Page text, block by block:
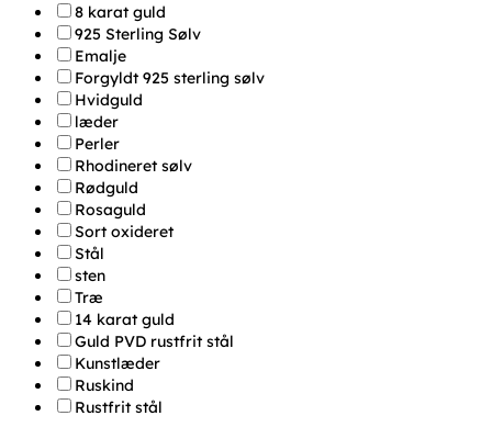
8 karat guld
925 Sterling Sølv
Emalje
Forgyldt 925 sterling sølv
Hvidguld
læder
Perler
Rhodineret sølv
Rødguld
Rosaguld
Sort oxideret
Stål
sten
Træ
14 karat guld
Guld PVD rustfrit stål
Kunstlæder
Ruskind
Rustfrit stål